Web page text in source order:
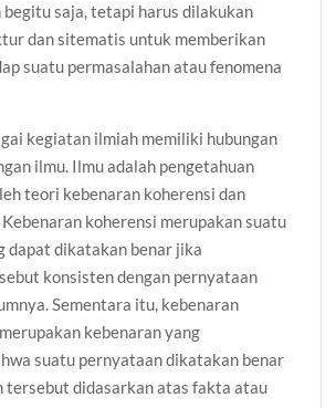
saja, tetapi harus dilakukan
dan sitematis untuk memberikan
suatu permasalahan atau fenomena
kegiatan ilmiah memiliki hubungan
ilmu. Ilmu adalah pengetahuan
teori kebenaran koherensi dan
koherensi merupakan suatu
dapat dikatakan benar jika
konsisten dengan pernyataan
Sementara itu, kebenaran
kebenaran yang
suatu pernyataan dikatakan benar
tersebut didasarkan atas fakta atau